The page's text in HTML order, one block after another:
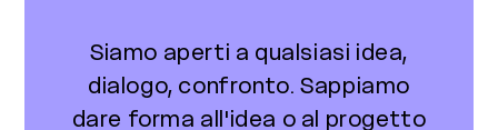
Siamo aperti a qualsiasi idea,
dialogo, confronto. Sappiamo
dare forma all'idea o al progetto